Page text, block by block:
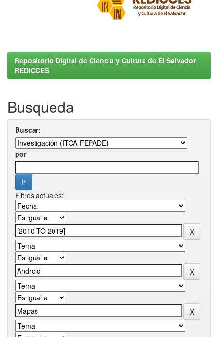
Repositorio Digital de Ciencia y Cultura de El Salvador
REDICCES
Busqueda
Buscar:
por
Filtros actuales: